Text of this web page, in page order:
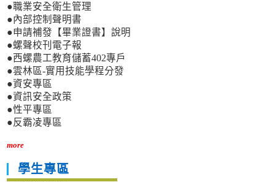
●職業安全衛生管理
●內部控制聲明書
●申請補發【畢業證書】說明
●螺聲校刊電子報
●西螺農工教育儲蓄402專戶
●雲林區-實用技能學程分發
●資安專區
●資訊安全政策
●性平專區
●反霸凌專區
more
學生專區